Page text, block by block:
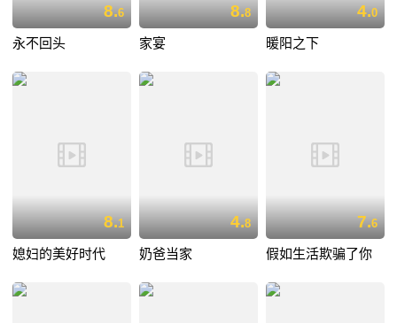
8.6
永不回头
8.8
家宴
4.0
暖阳之下
8.1
媳妇的美好时代
4.8
奶爸当家
7.6
假如生活欺骗了你